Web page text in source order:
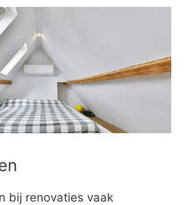
bij renovaties vaak